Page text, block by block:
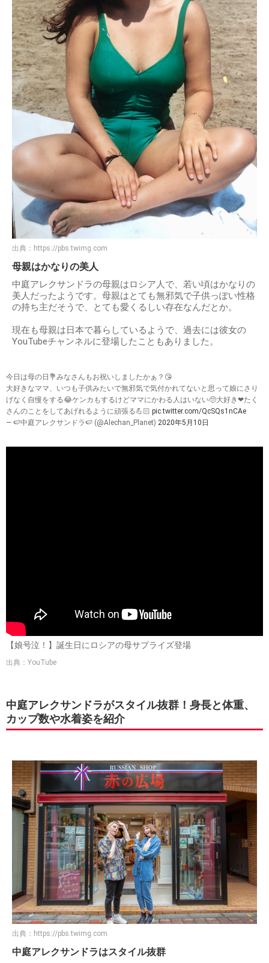
出典： https://pbs.twimg.com
母親はかなりの美人
中庭アレクサンドラの母親はロシア人で、若い頃はかなりの
美人だったようです。母親はとても無邪気で子供っぽい性格
の持ち主だそうで、とても愛くるしい存在なんだとか。
現在も母親は日本で暮らしているようで、過去には彼女の
YouTubeチャンネルに登場したこともありました。
今日は母の日💐みなさんもお祝いしましたかぁ？😘
大好きなママ、いつも子供みたいで無邪気で気付かれてないと思って娘にさり
げなく自慢をする😂ケンカもするけどママにかわる人はいない🥺大好き❤たく
さんのことをしてあげれるように頑張る💪🏻 pic.twitter.com/QcSQs1nCAe
— 🍉中庭アレクサンドラ🍉 (@Alechan_Planet) 2020年5月10日
【娘号泣！】誕生日にロシアの母サプライズ登場
出典：YouTube
中庭アレクサンドラがスタイル抜群！身長と体重、
カップ数や水着姿を紹介
出典： https://pbs.twimg.com
中庭アレクサンドラはスタイル抜群